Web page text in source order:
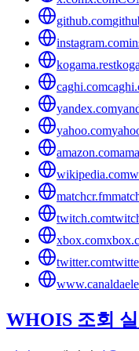
github.com
instagram.com
kogama.rest
caghi.com
yandex.com
yahoo.com
amazon.com
wikipedia.com
matchcr.fm
twitch.com
xbox.com
twitter.com
WHOIS 조회